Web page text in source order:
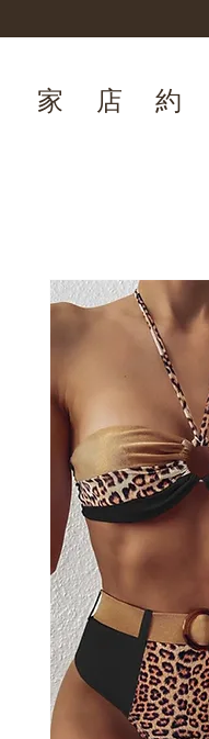
家 店 約